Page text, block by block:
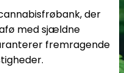
der
med sjældne
fremragende